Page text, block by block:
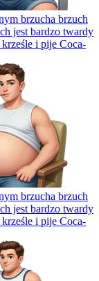
brzucha brzuch
jest bardzo twardy
i pije Coca-
brzucha brzuch
jest bardzo twardy
i pije Coca-